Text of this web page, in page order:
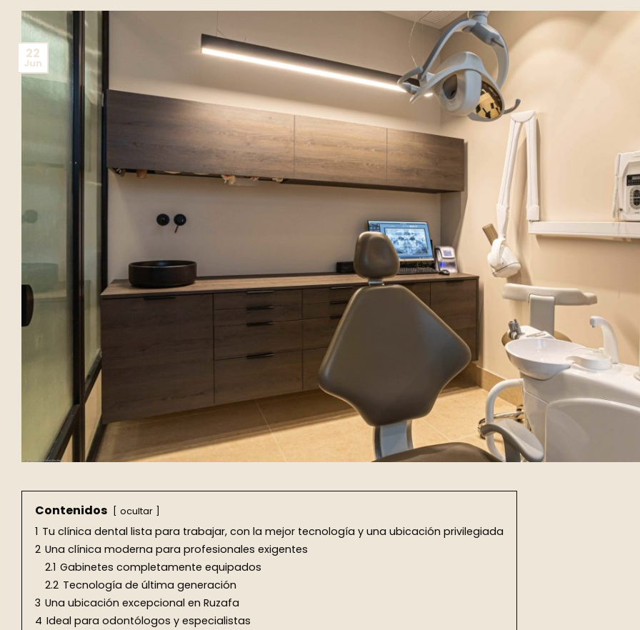
22
Jun
Contenidos ocultar
1 Tu clínica dental lista para trabajar, con la mejor tecnología y una ubicación privilegiada
2 Una clínica moderna para profesionales exigentes
2.1 Gabinetes completamente equipados
2.2 Tecnología de última generación
3 Una ubicación excepcional en Ruzafa
4 Ideal para odontólogos y especialistas